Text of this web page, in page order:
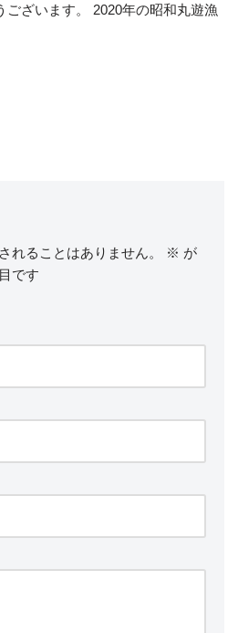
ございます。 2020年の昭和丸遊漁
れることはありません。 ※ が
です